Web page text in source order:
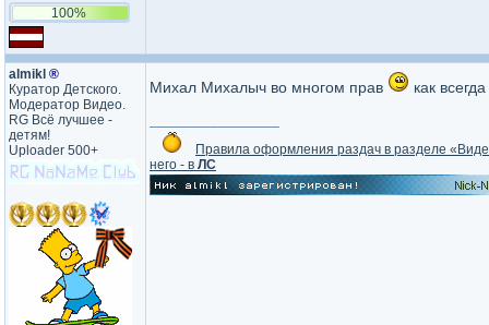
100%
almikl ®
Куратор Детского.
Модератор Видео.
RG Всё лучшее -
детям!
Uploader 500+
Михал Михалыч во многом прав как всегда
Правила оформления раздач в разделе
него - в ЛС